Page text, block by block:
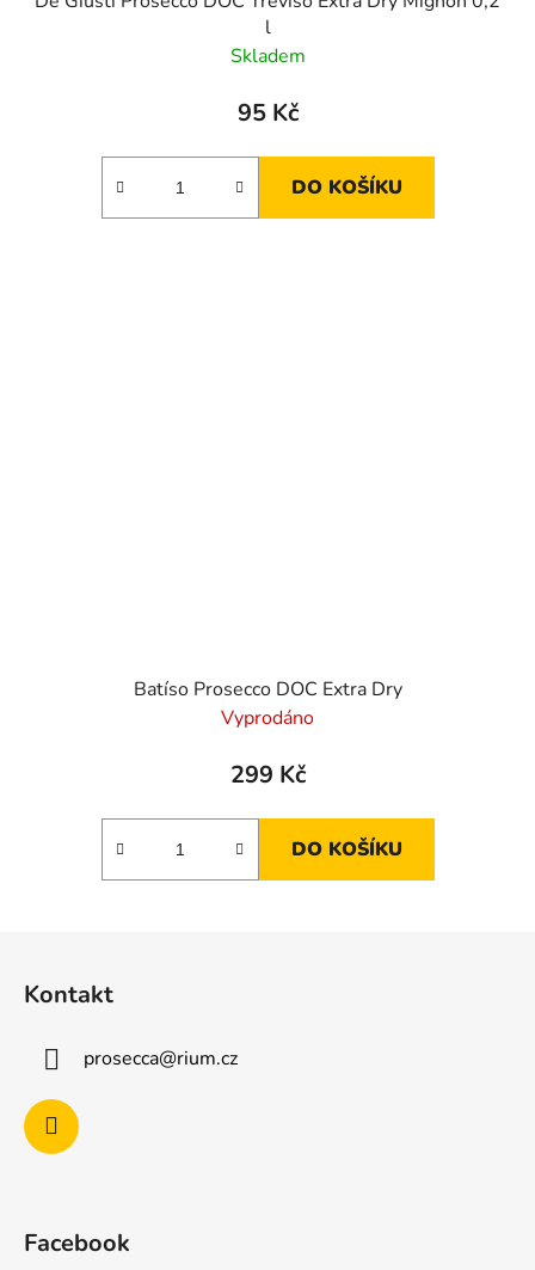
l
Skladem
95 Kč
DO KOŠÍKU
Batíso Prosecco DOC Extra Dry
Vyprodáno
299 Kč
DO KOŠÍKU
Kontakt
prosecca@rium.cz
Facebook